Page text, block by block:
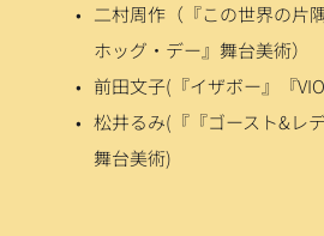
二村周作（『この世界の片
ホッグ・デー』舞台美術）
前田文子(『イザボー』『
松井るみ(『『ゴースト&レ
舞台美術)